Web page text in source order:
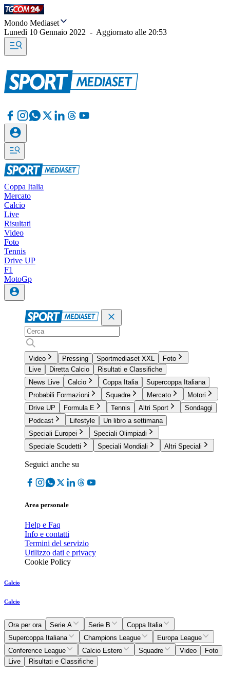
Mondo Mediaset
Lunedì 10 Gennaio 2022 - Aggiornato alle 20:53
Coppa Italia
Mercato
Calcio
Live
Risultati
Video
Foto
Tennis
Drive UP
F1
MotoGp
Video Pressing Sportmediaset XXL
Foto
Live
Diretta Calcio
Risultati e Classifiche
News Live
Calcio Coppa Italia
Supercoppa Italiana
Probabili Formazioni
Squadre Mercato
Motori
Drive UP
Formula E Tennis Altri Sport
Sondaggi
Podcast
Lifestyle
Un libro a settimana
Speciali Europei
Speciali Olimpiadi
Speciale Scudetti
Speciali Mondiali Altri Speciali
Seguici anche su
Area personale
Help e Faq
Info e contatti
Termini del servizio
Utilizzo dati e privacy
Cookie Policy
Calcio
Calcio
Ora per ora Serie A Serie B
Coppa Italia
Supercoppa Italiana
Champions League
Europa League
Conference League
Calcio Estero Squadre Video
Foto
Live
Risultati e Classifiche